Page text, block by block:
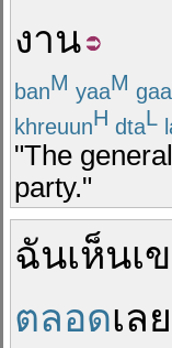
งาน
banM yaaM
khreuunH dtaL
"The
party."
ฉันเห็นเ
ตลอดเลย